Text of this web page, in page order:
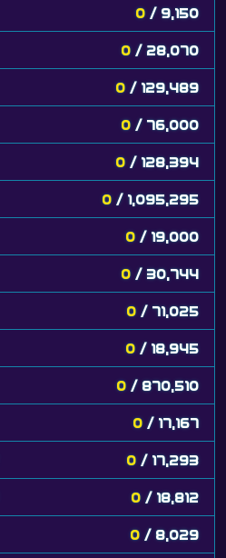
0 / 9,150
0 / 28,070
0 / 129,489
0 / 76,000
0 / 128,394
0 / 1,095,295
0 / 19,000
0 / 30,744
0 / 71,025
0 / 18,945
0 / 870,510
0 / 17,167
0 / 17,293
0 / 18,812
0 / 8,029